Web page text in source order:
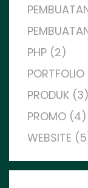
PHP (2)
PRODUK (3)
PROMO (4)
WEBSITE